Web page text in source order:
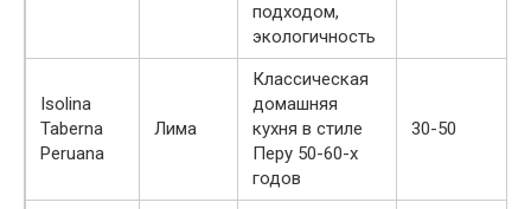
подходом,
экологичность
Isolina
Taberna
Peruana
Лима
Классическая
домашняя
кухня в стиле
Перу 50-60-х
годов
30-50